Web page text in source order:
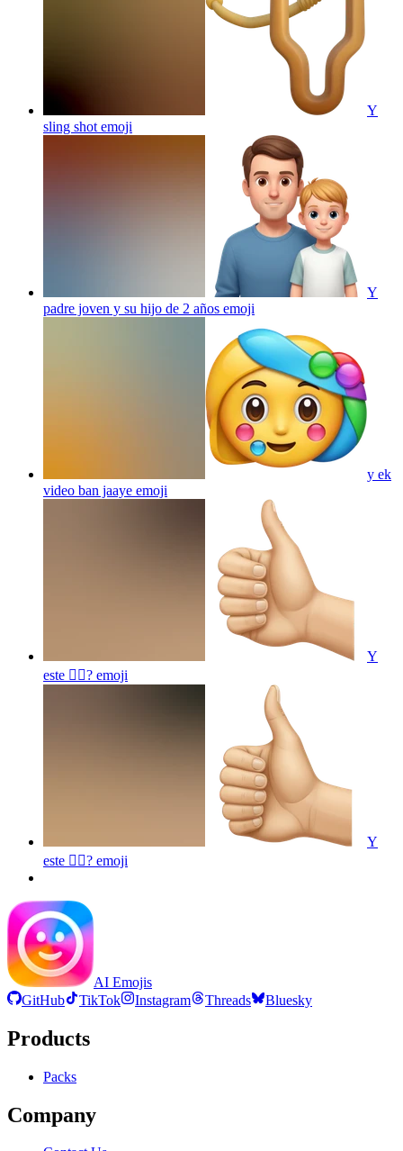
Y
sling shot emoji
Y
padre joven y su hijo de 2 años emoji
y ek
video ban jaaye emoji
Y
este 👍🏼? emoji
Y
este 👍🏼? emoji
AI Emojis
GitHub
TikTok Instagram Threads Bluesky
Products
Packs
Company